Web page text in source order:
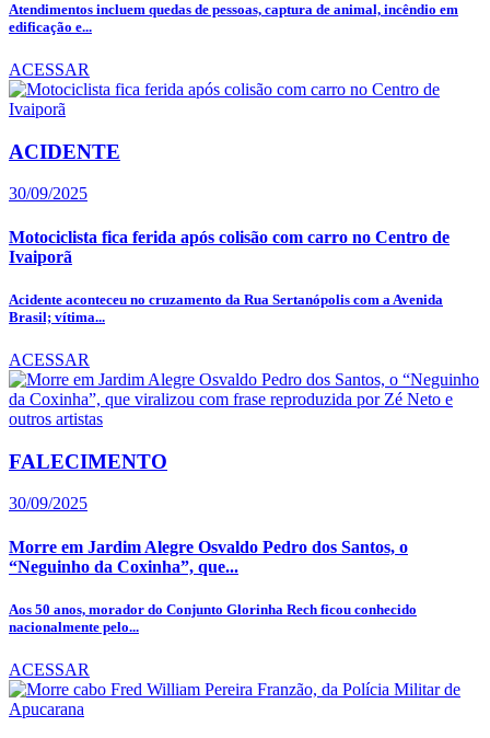
Atendimentos incluem quedas de pessoas, captura de animal, incêndio em
edificação e...
ACESSAR
ACIDENTE
30/09/2025
Motociclista fica ferida após colisão com carro no Centro de
Ivaiporã
Acidente aconteceu no cruzamento da Rua Sertanópolis com a Avenida
Brasil; vítima...
ACESSAR
FALECIMENTO
30/09/2025
Morre em Jardim Alegre Osvaldo Pedro dos Santos, o
“Neguinho da Coxinha”, que...
Aos 50 anos, morador do Conjunto Glorinha Rech ficou conhecido
nacionalmente pelo...
ACESSAR